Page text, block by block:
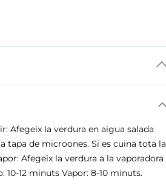
Afegeix la verdura en aigua salada
tapa de microones. Si es cuina tota la
Afegeix la verdura a la vaporadora
12 minuts Vapor: 8-10 minuts.